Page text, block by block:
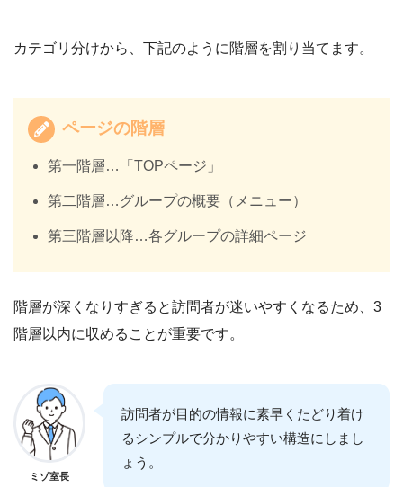
カテゴリ分けから、下記のように階層を割り当てます。
ページの階層
第一階層…「TOPページ」
第二階層…グループの概要（メニュー）
第三階層以降…各グループの詳細ページ
階層が深くなりすぎると訪問者が迷いやすくなるため、3
階層以内に収めることが重要です。
ミゾ室長
訪問者が目的の情報に素早くたどり着け
るシンプルで分かりやすい構造にしまし
ょう。